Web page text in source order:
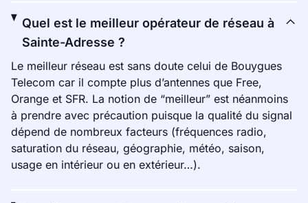
Quel est le meilleur opérateur de réseau à
Sainte-Adresse ?
Le meilleur réseau est sans doute celui de Bouygues
Telecom car il compte plus d’antennes que Free,
Orange et SFR. La notion de “meilleur” est néanmoins
à prendre avec précaution puisque la qualité du signal
dépend de nombreux facteurs (fréquences radio,
saturation du réseau, géographie, météo, saison,
usage en intérieur ou en extérieur…).